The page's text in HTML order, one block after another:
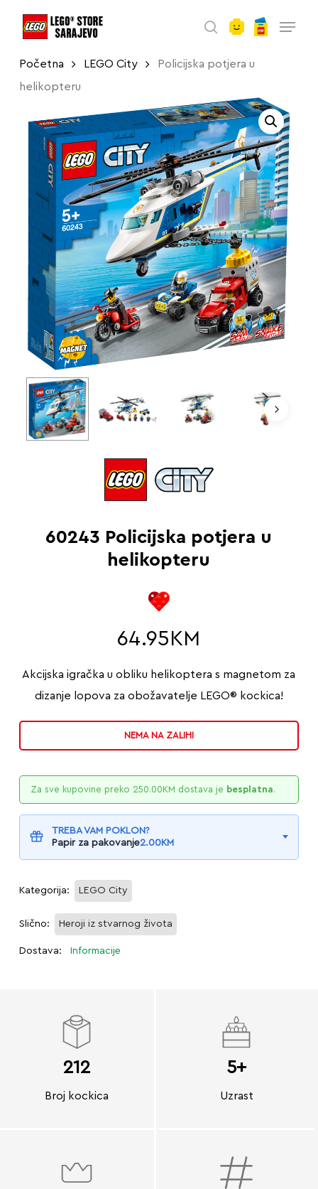
search
Početna LEGO City Policijska potjera u
helikopteru
60243 Policijska potjera u
helikopteru
64.95 KM
Akcijska igračka u obliku helikoptera s magnetom za
dizanje lopova za obožavatelje LEGO® kockica!
NEMA NA ZALIHI
Za sve kupovine preko 250.00KM dostava je besplatna.
TREBA VAM POKLON?
Papir za pakovanje2.00KM
Kategorija: LEGO City
Slično: Heroji iz stvarnog života
Dostava: Informacije
212
Broj kockica
5+
Uzrast